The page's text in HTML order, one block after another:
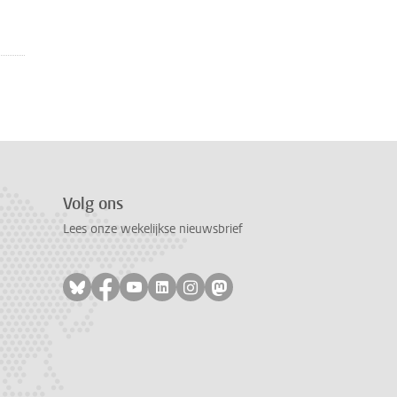
Volg ons
Lees onze wekelijkse nieuwsbrief
Volg ons op bluesky
Volg ons op facebook
Volg ons op youtube
Volg ons op linkedin
Volg ons op instagram
Volg ons op mastodon